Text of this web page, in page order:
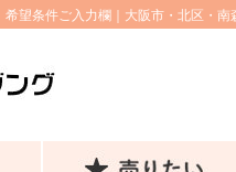
希望条件ご入力欄｜大阪市・北区・